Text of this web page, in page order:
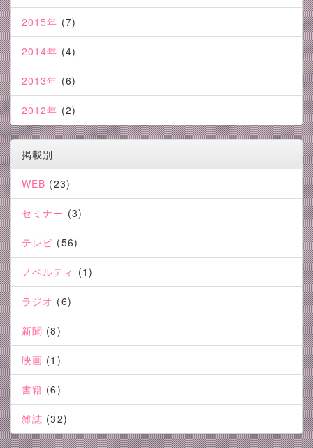
2015年 (7)
2014年 (4)
2013年 (6)
2012年 (2)
掲載別
WEB (23)
セミナー (3)
テレビ (56)
ノベルティ (1)
ラジオ (6)
新聞 (8)
映画 (1)
書籍 (6)
雑誌 (32)